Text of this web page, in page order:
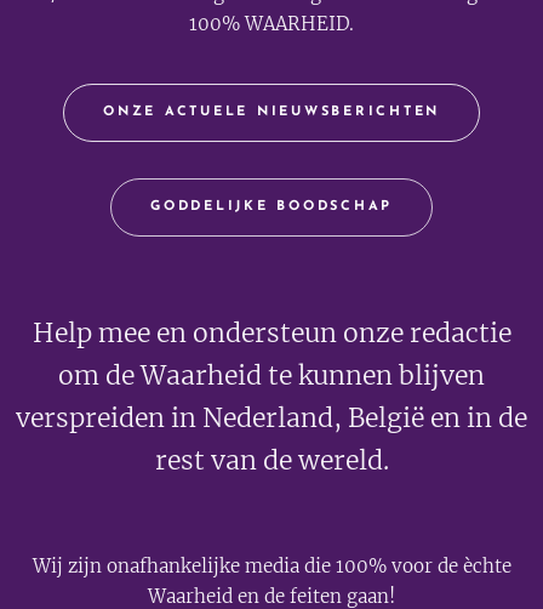
100% WAARHEID.
ONZE ACTUELE NIEUWSBERICHTEN
GODDELIJKE BOODSCHAP
Help mee en ondersteun onze redactie
om de Waarheid te kunnen blijven
verspreiden in Nederland, België en in de
rest van de wereld.
Wij zijn onafhankelijke media die 100% voor de èchte
Waarheid en de feiten gaan!